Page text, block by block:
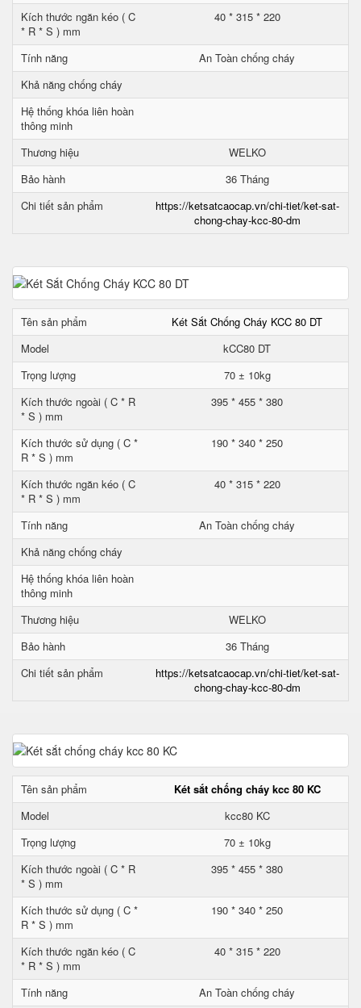
Kích thước ngăn kéo ( C
* R * S ) mm
40 * 315 * 220
Tính năng
An Toàn chống cháy
Khả năng chống cháy
Hệ thống khóa liên hoàn
thông minh
Thương hiệu
WELKO
Bảo hành
36 Tháng
Chi tiết sản phẩm
https://ketsatcaocap.vn/chi-tiet/ket-sat-
chong-chay-kcc-80-dm
Tên sản phẩm
Két Sắt Chống Cháy KCC 80 DT
Model
kCC80 DT
Trọng lượng
70 ± 10kg
Kích thước ngoài ( C * R
* S ) mm
395 * 455 * 380
Kích thước sử dụng ( C *
R * S ) mm
190 * 340 * 250
Kích thước ngăn kéo ( C
* R * S ) mm
40 * 315 * 220
Tính năng
An Toàn chống cháy
Khả năng chống cháy
Hệ thống khóa liên hoàn
thông minh
Thương hiệu
WELKO
Bảo hành
36 Tháng
Chi tiết sản phẩm
https://ketsatcaocap.vn/chi-tiet/ket-sat-
chong-chay-kcc-80-dm
Tên sản phẩm
Két sắt chống cháy kcc 80 KC
Model
kcc80 KC
Trọng lượng
70 ± 10kg
Kích thước ngoài ( C * R
* S ) mm
395 * 455 * 380
Kích thước sử dụng ( C *
R * S ) mm
190 * 340 * 250
Kích thước ngăn kéo ( C
* R * S ) mm
40 * 315 * 220
Tính năng
An Toàn chống cháy